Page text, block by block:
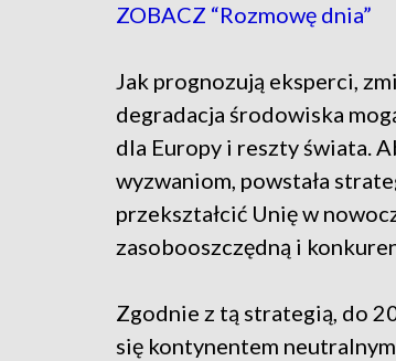
ZOBACZ “Rozmowę dnia”
Jak prognozują eksperci,
degradacja środowiska
dla Europy i reszty świata.
wyzwaniom, powstała
przekształcić Unię w
zasobooszczędną i
Zgodnie z tą strategią, do
się kontynentem